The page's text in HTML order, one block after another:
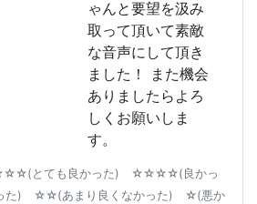
ゃんと要望を汲み
取って頂いて素敵
な音声にして頂き
ました！ また機会
ありましたらよろ
しくお願いしま
す。
とても良かった) ☆☆☆☆(良かっ
) ☆☆(あまり良くなかった) ☆(悪か